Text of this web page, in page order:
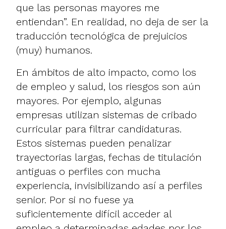
que las personas mayores me
entiendan”. En realidad, no deja de ser la
traducción tecnológica de prejuicios
(muy) humanos.
En ámbitos de alto impacto, como los
de empleo y salud, los riesgos son aún
mayores. Por ejemplo, algunas
empresas utilizan sistemas de cribado
curricular para filtrar candidaturas.
Estos sistemas pueden penalizar
trayectorias largas, fechas de titulación
antiguas o perfiles con mucha
experiencia, invisibilizando así a perfiles
senior. Por si no fuese ya
suficientemente difícil acceder al